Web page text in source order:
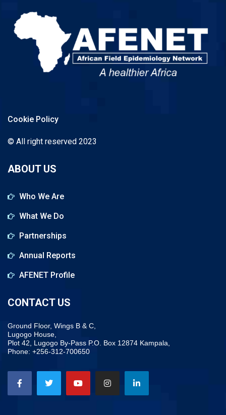
Cookie Policy
© All right reserved 2023
ABOUT US
Who We Are
What We Do
Partnerships
Annual Reports
AFENET Profile
CONTACT US
Ground Floor, Wings B & C,
Lugogo House,
Plot 42, Lugogo By-Pass P.O. Box 12874 Kampala,
Phone: +256-312-700650